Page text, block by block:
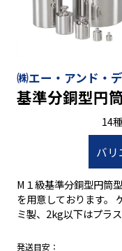
㈱エー・アンド・
基準分銅型円
14
バリ
M１級基準分銅型円筒
を用意しております。
ミ製、2kg以下はプラ
発送目安：